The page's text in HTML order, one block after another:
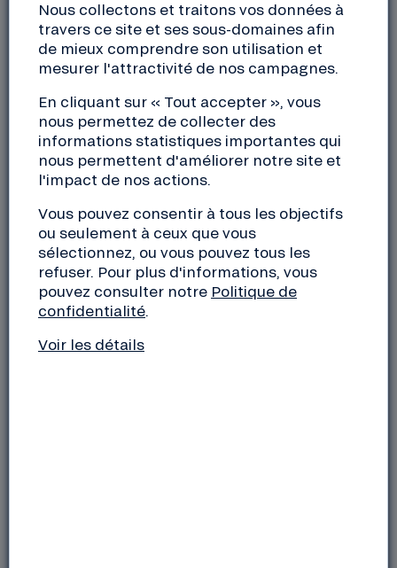
Vous n’avez pas trouvé votre réponse dans notre
FAQ, contactez-nous :
PARTICULIERS
Délégation des Particuliers
Nous collectons et traitons vos données à
travers ce site et ses sous-domaines afin
de mieux comprendre son utilisation et
mesurer l'attractivité de nos campagnes.
En cliquant sur « Tout accepter », vous
nous permettez de collecter des
informations statistiques importantes qui
nous permettent d'améliorer notre site et
l'impact de nos actions.
Vous pouvez consentir à tous les objectifs
ou seulement à ceux que vous
sélectionnez, ou vous pouvez tous les
refuser. Pour plus d'informations, vous
pouvez consulter notre Politique de
confidentialité.
Voir les détails